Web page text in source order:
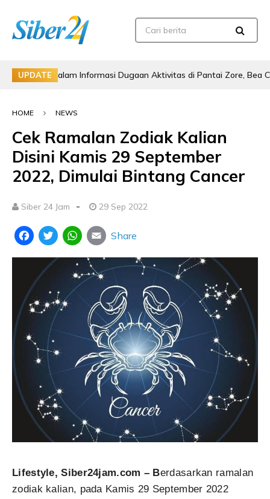
UPDATE
dalam Informasi Dugaan Aktivitas di Pantai Zore, Bea Cukai
HOME NEWS
Cek Ramalan Zodiak Kalian
Disini Kamis 29 September
2022, Dimulai Bintang Cancer
Siber 24 Jam - 29 Sep 2022
FacebookTwitterWhatsApp
Email
Share
Lifestyle, Siber24jam.com – Berdasarkan ramalan
zodiak kalian, pada Kamis 29 September 2022